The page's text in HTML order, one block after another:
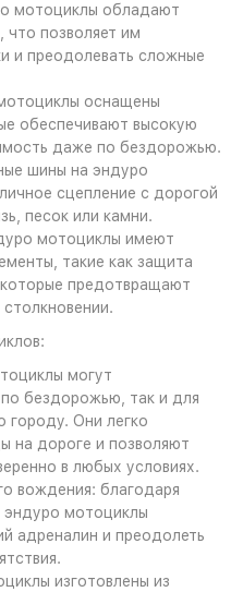
мотоциклы обладают
что позволяет им
и преодолевать сложные
оснащены
обеспечивают высокую
даже по бездорожью.
шины на эндуро
сцепление с дорогой
песок или камни.
мотоциклы имеют
такие как защита
которые предотвращают
могут
по бездорожью, так и для
городу. Они легко
на дороге и позволяют
в любых условиях.
вождения: благодаря
мотоциклы
адреналин и преодолеть
изготовлены из